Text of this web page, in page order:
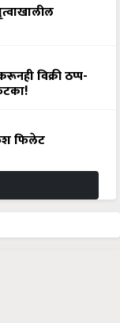
विक्री ठप्प-
फिलेट